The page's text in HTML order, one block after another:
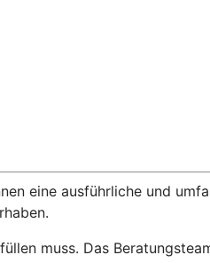
eine ausführliche und
muss. Das